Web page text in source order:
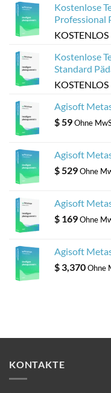
Kostenlose
Professional
KOSTENLOS
Kostenlose
Standard
KOSTENLOS
Agisoft
$59Ohne
Agisoft
$529Ohne
Agisoft
$ 169Ohne
Agisoft
$ 3,370Ohne
KONTAKTE